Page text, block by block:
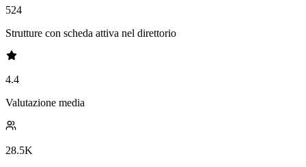
524
Strutture con scheda attiva nel direttorio
4.4
Valutazione media
28.5K